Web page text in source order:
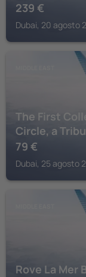
239 €
Dubai, 20 agosto
The First
Circle, a
79 €
Dubai, 25 agosto
Rove La Mer